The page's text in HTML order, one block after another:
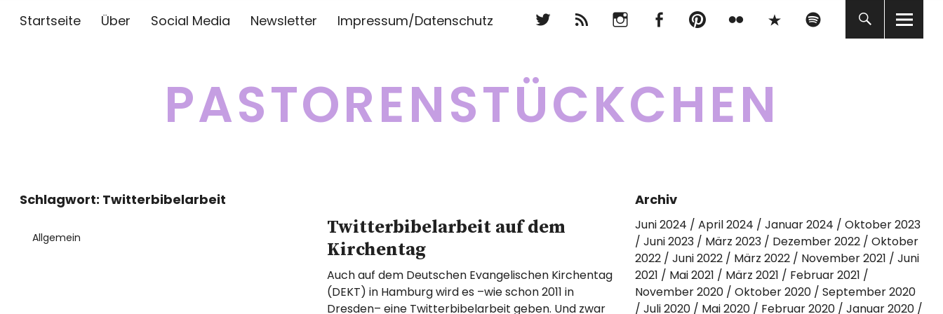
Startseite Über Social Media Newsletter Impressum/Datenschutz
PASTORENSTÜCKCHEN
InstagramFacebookpinterest Spotify
Schlagwort: Twitterbibelarbeit
Allgemein
Twitterbibelarbeit auf dem
Kirchentag
Auch auf dem Deutschen Evangelischen Kirchentag
(DEKT) in Hamburg wird es –wie schon 2011 in
Dresden– eine Twitterbibelarbeit geben. Und zwar
Archiv
Juni 2024 April 2024 Januar 2024
Oktober 2023
Juni 2023
März 2023 Dezember 2022
Oktober
2022
Juni 2022 März 2022 November 2021
Juni
2021
Mai 2021 März 2021
Februar 2021
November 2020
Oktober 2020
September 2020
Juli 2020
Mai 2020 Februar 2020
Januar 2020